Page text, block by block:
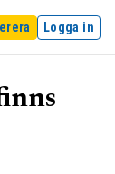
Logga in